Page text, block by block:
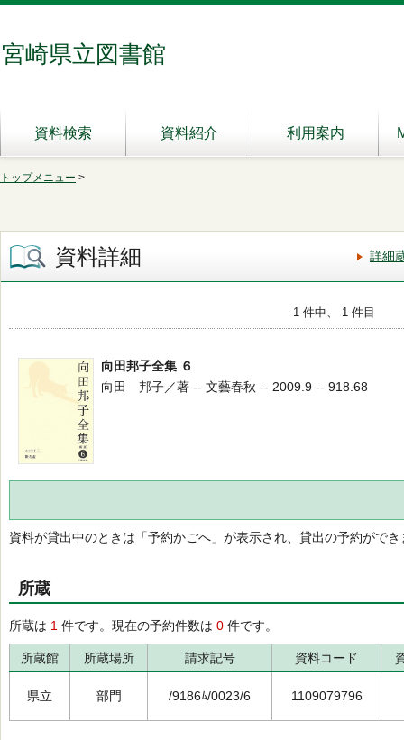
宮崎県立図書館
資料検索 資料紹介 利用案内
トップメニュー >
資料詳細 詳細
1 件中、 1 件目
向田邦子全集 ６
向田 邦子／著 -- 文藝春秋 -- 2009.9 -- 918.68
資料が貸出中のときは「予約かごへ」が表示され、貸出の予約ができ
所蔵
所蔵は 1 件です。現在の予約件数は 0 件です。
所蔵館 所蔵場所 請求記号 資料コード
県立 部門 /9186ﾑ/0023/6 1109079796